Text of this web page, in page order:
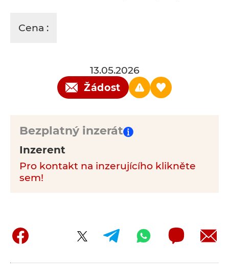
Cena :
13.05.2026
Žádost
Bezplatný inzerát
Inzerent
Pro kontakt na inzerujícího klikněte
sem!